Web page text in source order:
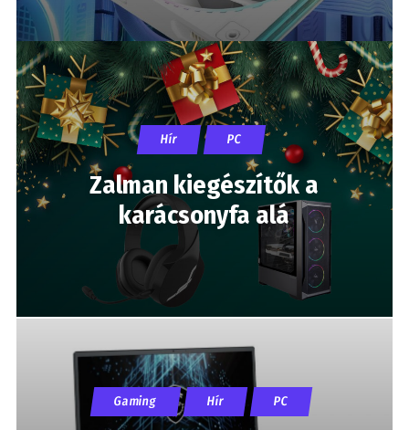
Hír PC
Zalman kiegészítők a
karácsonyfa alá
Gaming Hír PC